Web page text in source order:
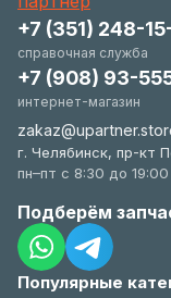
Популярные
+7 (351) 248-
справочная служба
+7 (908) 93-
интернет-магазин
г. Челябинск, пр-кт
пн–пт с 8:30 до 19:00
Подберём